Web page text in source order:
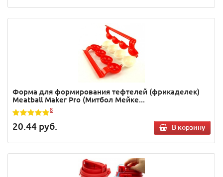
Форма для формирования тефтелей (фрикаделек)
Meatball Maker Pro (Митбол Мейке...
8
20.44 руб. В корзину